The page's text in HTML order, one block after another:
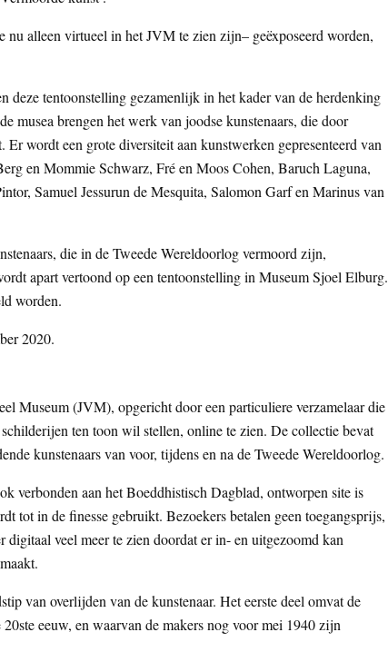
alleen virtueel in het JVM te zien zijn– geëxposeerd worden,
tentoonstelling gezamenlijk in het kader van de herdenking
musea brengen het werk van joodse kunstenaars, die door
wordt een grote diversiteit aan kunstwerken gepresenteerd van
en Mommie Schwarz, Fré en Moos Cohen, Baruch Laguna,
Samuel Jessurun de Mesquita, Salomon Garf en Marinus van
die in de Tweede Wereldoorlog vermoord zijn,
apart vertoond op een tentoonstelling in Museum Sjoel Elburg.
worden.
2020.
Museum (JVM), opgericht door een particuliere verzamelaar die
ten toon wil stellen, online te zien. De collectie bevat
kunstenaars van voor, tijdens en na de Tweede Wereldoorlog.
verbonden aan het Boeddhistisch Dagblad, ontworpen site is
tot in de finesse gebruikt. Bezoekers betalen geen toegangsprijs,
veel meer te zien doordat er in- en uitgezoomd kan
van overlijden van de kunstenaar. Het eerste deel omvat de
eeuw, en waarvan de makers nog voor mei 1940 zijn